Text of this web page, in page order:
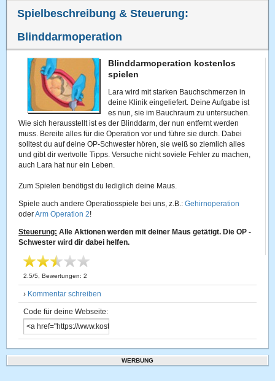
Spielbeschreibung & Steuerung:
Blinddarmoperation
Blinddarmoperation kostenlos
spielen
Lara wird mit starken Bauchschmerzen in
deine Klinik eingeliefert. Deine Aufgabe ist
es nun, sie im Bauchraum zu untersuchen.
Wie sich herausstellt ist es der Blinddarm, der nun entfernt werden
muss. Bereite alles für die Operation vor und führe sie durch. Dabei
solltest du auf deine OP-Schwester hören, sie weiß so ziemlich alles
und gibt dir wertvolle Tipps. Versuche nicht soviele Fehler zu machen,
auch Lara hat nur ein Leben.
Zum Spielen benötigst du lediglich deine Maus.
Spiele auch andere Operatiosspiele bei uns, z.B.:Gehirnoperation
oderArm Operation 2!
Steuerung: Alle Aktionen werden mit deiner Maus getätigt. Die OP -
Schwester wird dir dabei helfen.
2.5/5 , Bewertungen:2
› Kommentar schreiben
Code für deine Webseite:
WERBUNG